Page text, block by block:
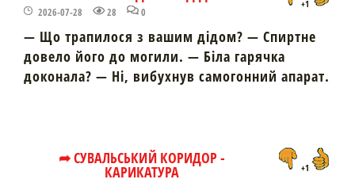
2026-07-28 28 0
+1
— Що трапилося з вашим дідом? — Спиртне
довело його до могили. — Біла гарячка
доконала? — Ні, вибухнув самогонний апарат.
➦ СУВАЛЬСЬКИЙ КОРИДОР -
КАРИКАТУРА +1